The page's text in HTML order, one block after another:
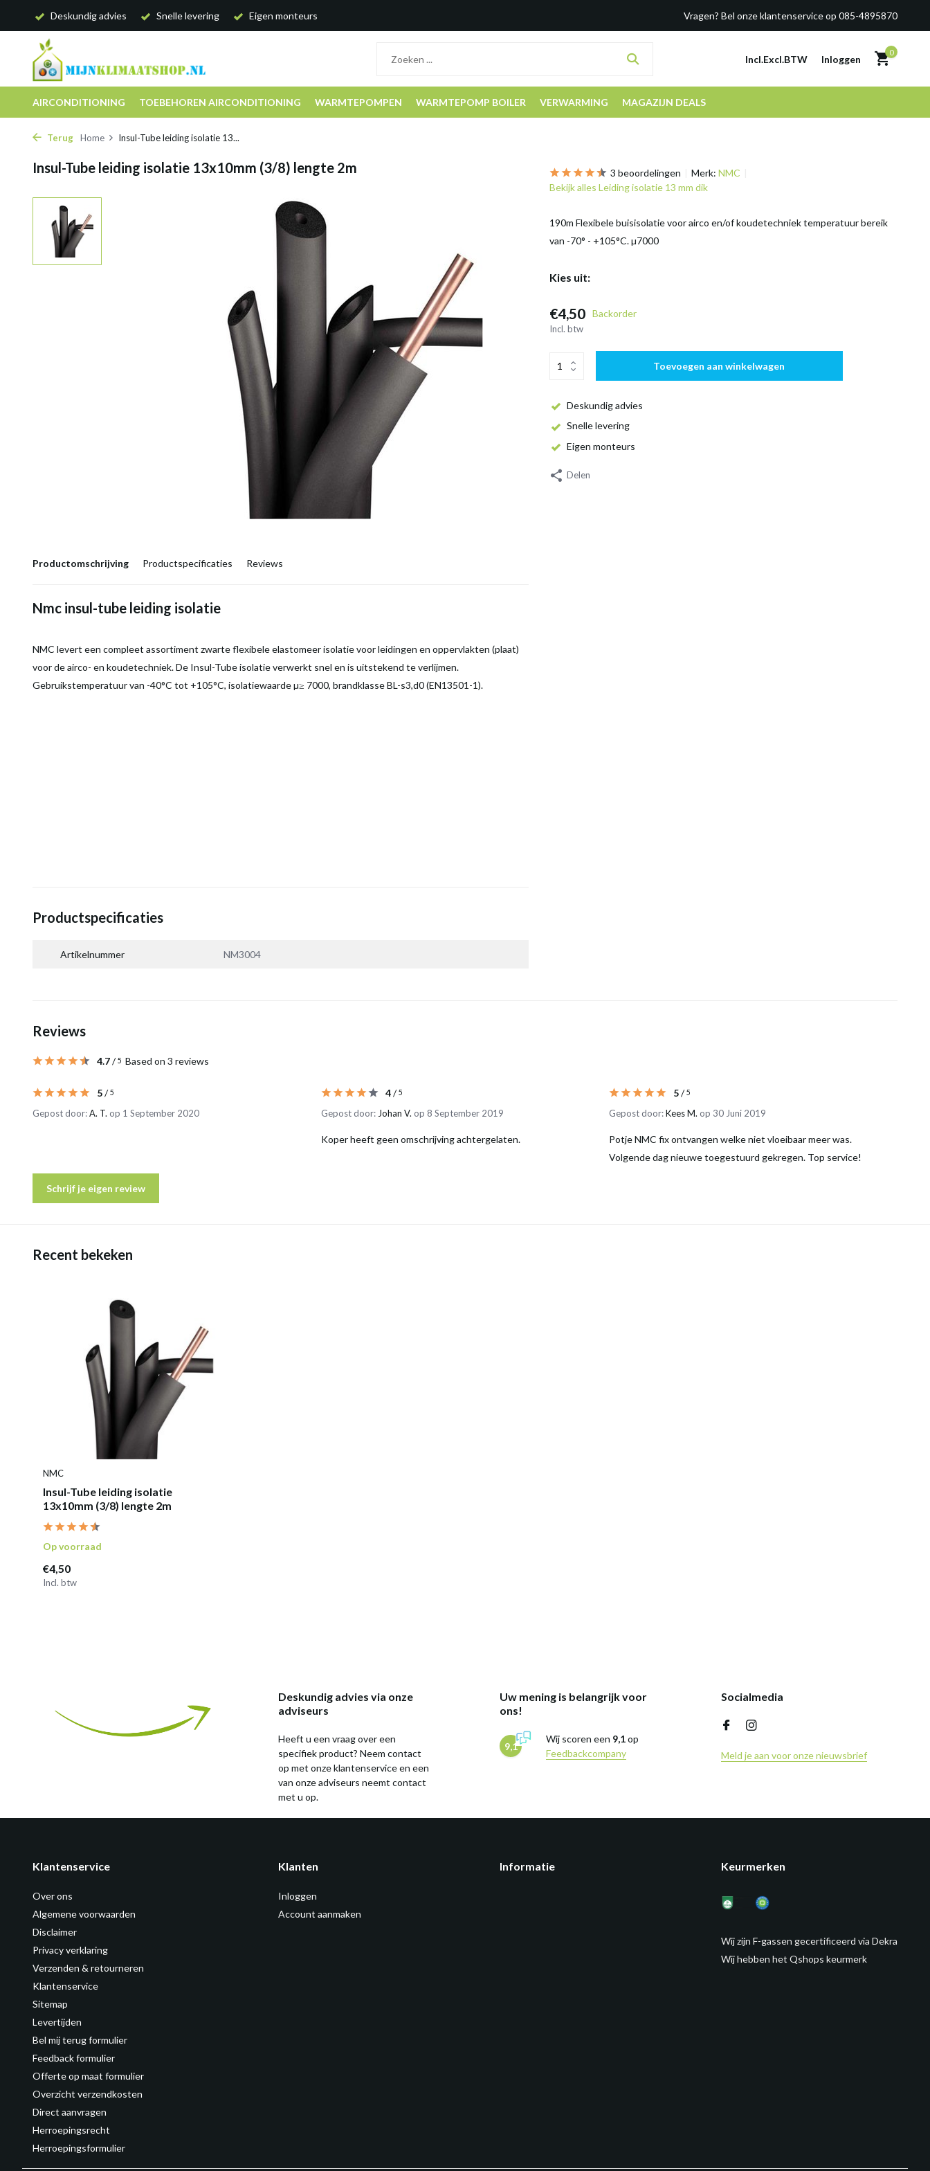
Deskundig advies Snelle levering Eigen monteurs Vragen? Bel onze klantenservice op 085-4895870
Incl.Excl.BTW Inloggen
0
AIRCONDITIONING TOEBEHOREN AIRCONDITIONING WARMTEPOMPEN WARMTEPOMP BOILER VERWARMING MAGAZIJN DEALS
Terug Home Insul-Tube leiding isolatie 13...
Insul-Tube leiding isolatie 13x10mm (3/8) lengte 2m
Productomschrijving Productspecificaties Reviews
Nmc insul-tube leiding isolatie
NMC levert een compleet assortiment zwarte flexibele elastomeer isolatie voor leidingen en oppervlakten (plaat)
voor de airco- en koudetechniek. De Insul-Tube isolatie verwerkt snel en is uitstekend te verlijmen.
Gebruikstemperatuur van -40°C tot +105°C, isolatiewaarde µ≥ 7000, brandklasse BL-s3,d0 (EN13501-1).
Productspecificaties
Artikelnummer NM3004
3 beoordelingen Merk: NMC
Bekijk alles Leiding isolatie 13 mm dik
190m Flexibele buisisolatie voor airco en/of koudetechniek temperatuur bereik
van -70° - +105°C. µ7000
Kies uit:
€4,50 Backorder
Incl. btw
Toevoegen aan winkelwagen
Deskundig advies
Snelle levering
Eigen monteurs
Delen
Reviews
4.7/5 Based on 3 reviews
5/5
Gepost door:A. T. op 1 September 2020
4/5
Gepost door: Johan V. op 8 September 2019
Koper heeft geen omschrijving achtergelaten.
5/5
Gepost door:Kees M. op 30 Juni 2019
Potje NMC fix ontvangen welke niet vloeibaar meer was.
Volgende dag nieuwe toegestuurd gekregen. Top service!
Schrijf je eigen review
Recent bekeken
NMC
Insul-Tube leiding isolatie
13x10mm (3/8) lengte 2m
Op voorraad
€4,50
Incl. btw
Deskundig advies via onze
adviseurs
Heeft u een vraag over een
specifiek product? Neem contact
op met onze klantenservice en een
van onze adviseurs neemt contact
met u op.
Uw mening is belangrijk voor
ons!
9,1
Wij scoren een 9,1op
Feedbackcompany
Socialmedia
Meld je aan voor onze nieuwsbrief
Klantenservice
Over ons
Algemene voorwaarden
Disclaimer
Privacy verklaring
Verzenden & retourneren
Klantenservice
Sitemap
Levertijden
Bel mij terug formulier
Feedback formulier
Offerte op maat formulier
Overzicht verzendkosten
Direct aanvragen
Herroepingsrecht
Herroepingsformulier
Klanten
Inloggen
Account aanmaken
Informatie Keurmerken
Wij zijn F-gassen gecertificeerd via Dekra
Wij hebben het Qshops keurmerk